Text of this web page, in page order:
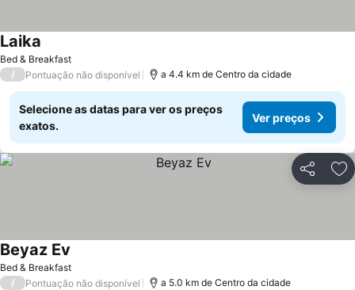
Bed & Breakfast
Laika
/ Pontuação não disponível a 4.4 km de Centro da cidade
Selecione as datas para ver os preços
exatos.
Ver preços
Partilhar
Bed & Breakfast
Beyaz Ev
/ Pontuação não disponível a 5.0 km de Centro da cidade